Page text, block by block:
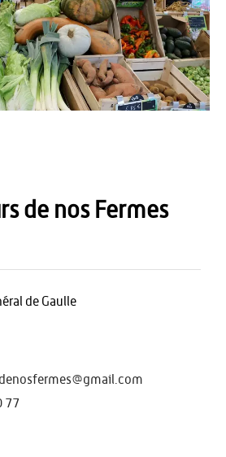
de nos Fermes
de Gaulle
77